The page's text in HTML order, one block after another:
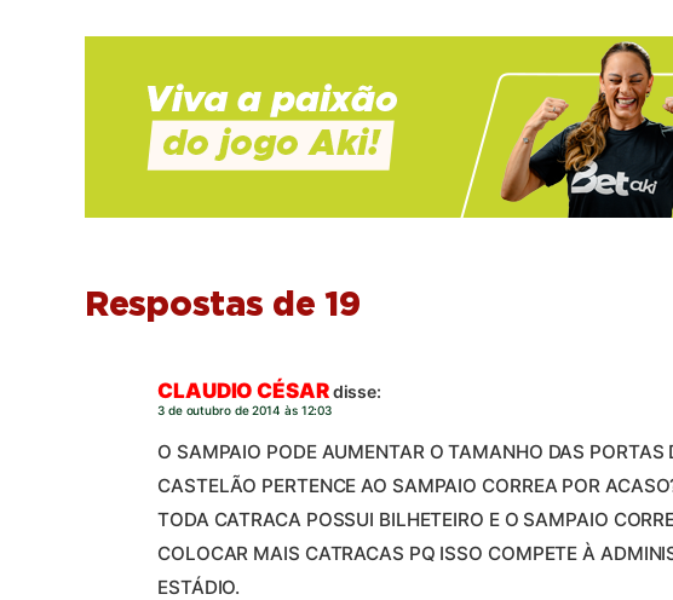
Respostas de 19
CLAUDIO CÉSARdisse:
3 de outubro de 2014 às 12:03
O SAMPAIO PODE AUMENTAR O TAMANHO DAS PORTAS
CASTELÃO PERTENCE AO SAMPAIO CORREA POR
TODA CATRACA POSSUI BILHETEIRO E O SAMPAIO
COLOCAR MAIS CATRACAS PQ ISSO COMPETE À
ESTÁDIO.